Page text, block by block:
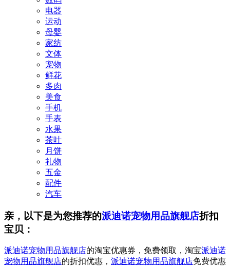
电器
运动
母婴
家纺
文体
宠物
鲜花
多肉
美食
手机
手表
水果
茶叶
月饼
礼物
五金
配件
汽车
亲，以下是为您推荐的派迪诺宠物用品旗舰店折扣
宝贝：
派迪诺宠物用品旗舰店的淘宝优惠券，免费领取，淘宝派迪诺
宠物用品旗舰店的折扣优惠， 派迪诺宠物用品旗舰店免费优惠